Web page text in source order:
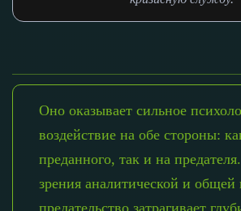
Оно оказывает сильное
воздействие на обе стороны:
преданного, так и на
зрения аналитической и общей